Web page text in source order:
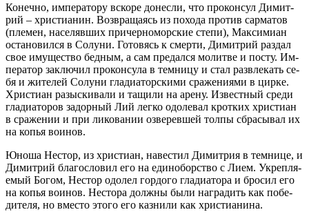
Ко­неч­но, им­пе­ра­то­ру вско­ре до­нес­ли, что про­кон­сул Ди­мит­
рий – хри­сти­а­нин. Воз­вра­ща­ясь из по­хо­да про­тив сар­ма­тов
(пле­мен, на­се­ляв­ших при­чер­но­мор­ские сте­пи), Мак­си­ми­ан
оста­но­вил­ся в Со­лу­ни. Го­то­вясь к смер­ти, Ди­мит­рий раз­дал
свое иму­ще­ство бед­ным, а сам пре­дал­ся мо­лит­ве и по­сту. Им­
пе­ра­тор за­клю­чил про­кон­су­ла в тем­ни­цу и стал раз­вле­кать се­
бя и жи­те­лей Со­лу­ни гла­ди­а­тор­ски­ми сра­же­ни­я­ми в цир­ке.
Хри­сти­ан разыс­ки­ва­ли и та­щи­ли на аре­ну. Из­вест­ный сре­ди
гла­ди­а­то­ров за­дор­ный Лий лег­ко одоле­вал крот­ких хри­сти­ан
в сра­же­нии и при ли­ко­ва­нии озве­рев­шей тол­пы сбра­сы­вал их
на ко­пья во­и­нов.
Юно­ша Нестор, из хри­сти­ан, на­ве­стил Ди­мит­рия в тем­ни­це, и
Ди­мит­рий бла­го­сло­вил его на еди­но­бор­ство с Ли­ем. Укреп­ля­
е­мый Бо­гом, Нестор одо­лел гор­до­го гла­ди­а­то­ра и бро­сил его
на ко­пья во­и­нов. Несто­ра долж­ны бы­ли на­гра­дить как по­бе­
ди­те­ля, но вме­сто это­го его каз­ни­ли как хри­сти­а­ни­на.